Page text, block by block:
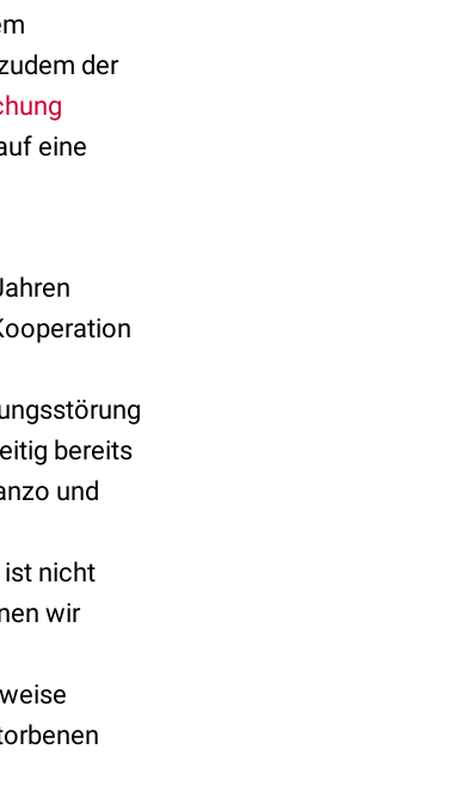
der
eine
bereits
und
ist nicht
wir